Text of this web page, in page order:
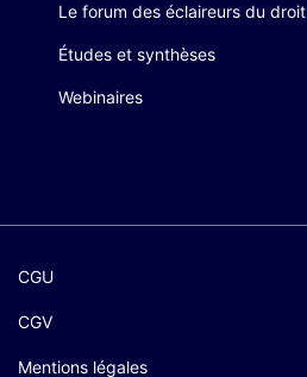
Le forum des éclaireurs du droit
Études et synthèses
Webinaires
CGU
CGV
Mentions légales